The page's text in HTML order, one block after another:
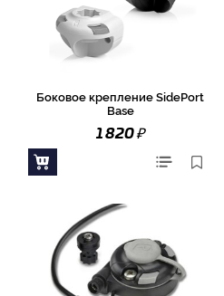
Боковое крепление SidePort
Base
1 820₽